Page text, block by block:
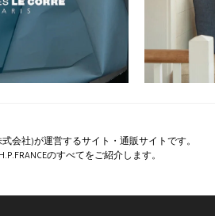
会社)が運営するサイト・通販サイトです。
のすべてをご紹介します。